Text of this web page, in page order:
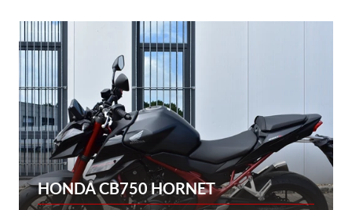
HONDA CB750 HORNET